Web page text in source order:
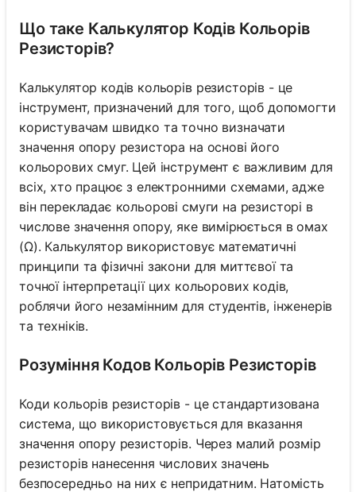
Що таке Калькулятор Кодів Кольорів
Резисторів?
Калькулятор кодів кольорів резисторів - це
інструмент, призначений для того, щоб допомогти
користувачам швидко та точно визначати
значення опору резистора на основі його
кольорових смуг. Цей інструмент є важливим для
всіх, хто працює з електронними схемами, адже
він перекладає кольорові смуги на резисторі в
числове значення опору, яке вимірюється в омах
(Ω). Калькулятор використовує математичні
принципи та фізичні закони для миттєвої та
точної інтерпретації цих кольорових кодів,
роблячи його незамінним для студентів, інженерів
та техніків.
Розуміння Кодов Кольорів Резисторів
Коди кольорів резисторів - це стандартизована
система, що використовується для вказання
значення опору резисторів. Через малий розмір
резисторів нанесення числових значень
безпосередньо на них є непридатним. Натомість